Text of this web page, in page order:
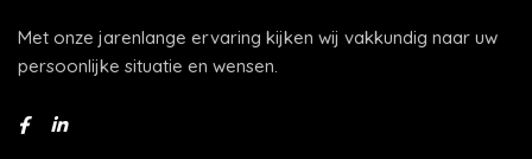
Met onze jarenlange ervaring kijken wij vakkundig naar uw
persoonlijke situatie en wensen.